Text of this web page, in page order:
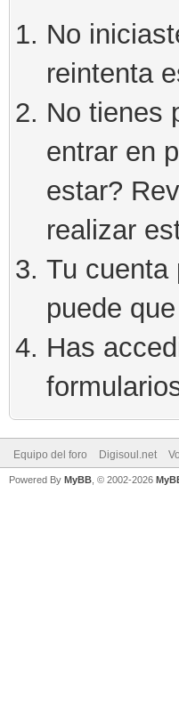
No
reintenta
No tienes
entrar en
estar?
realizar
Tu cuenta
puede
Has
Equipo del foro Digisoul.net
Powered By MyBB , © 2002-2026